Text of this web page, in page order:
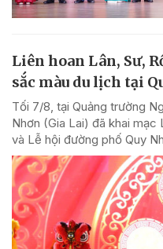
Liên hoan Lân, Sư,
sắc màu du lịch tại
Tối 7/8, tại Quảng trường
Nhơn (Gia Lai) đã khai mạc
và Lễ hội đường phố Quy